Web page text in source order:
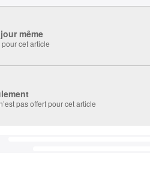
même
cet article
pas offert pour cet article